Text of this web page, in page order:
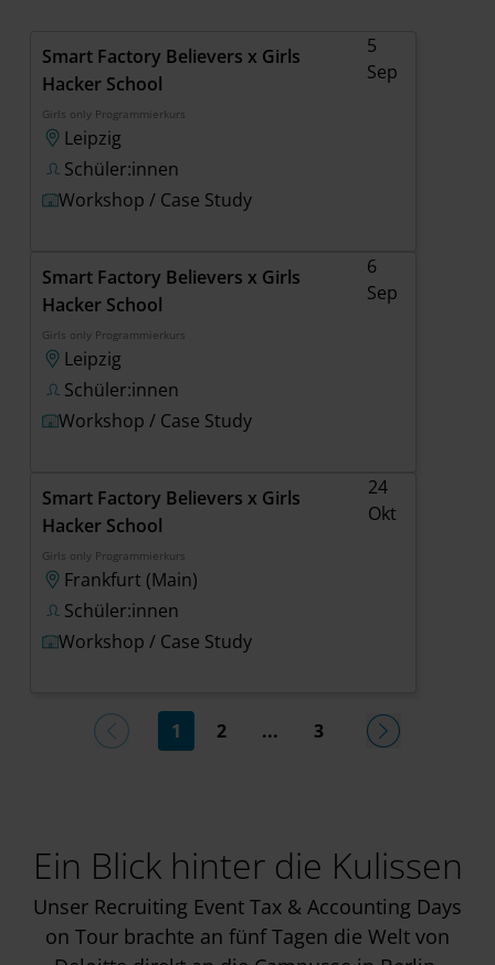
Zielgruppe
Eventformat
Bundesland
Monat
Smart Factory Believers x Girls
Hacker School
Girls only Programmierkurs
Leipzig
Schüler:innen
Workshop / Case Study
5
Sep
Smart Factory Believers x Girls
Hacker School
Girls only Programmierkurs
Leipzig
Schüler:innen
Workshop / Case Study
6
Sep
Smart Factory Believers x Girls
Hacker School
Girls only Programmierkurs
Frankfurt (Main)
Schüler:innen
Workshop / Case Study
24
Okt
1 2 ... 3
Ein Blick hinter die Kulissen
Unser Recruiting Event Tax & Accounting Days
on Tour brachte an fünf Tagen die Welt von